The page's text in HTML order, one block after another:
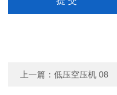
上一篇：低压空压机 08